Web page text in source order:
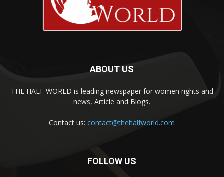
ABOUT US
THE HALF WORLD is leading newspaper for women rights and
news, Article and Blogs.
Contact us: contact@thehalfworld.com
FOLLOW US